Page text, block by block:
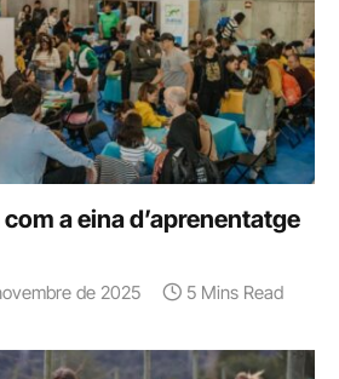
a eina d’aprenentatge
de 2025 5 Mins Read